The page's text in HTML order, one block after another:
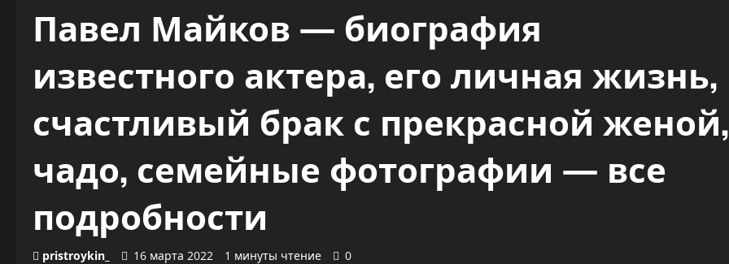
Павел Майков — биография
известного актера, его личная жизнь,
счастливый брак с прекрасной женой,
чадо, семейные фотографии — все
подробности
pristroykin_ 16 марта 2022 1 минуты чтение 0